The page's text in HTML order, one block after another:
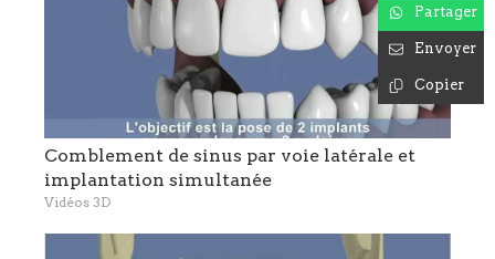
Comblement de sinus par voie latérale et
implantation simultanée
Vidéos 3D
Partager
Envoyer
Copier